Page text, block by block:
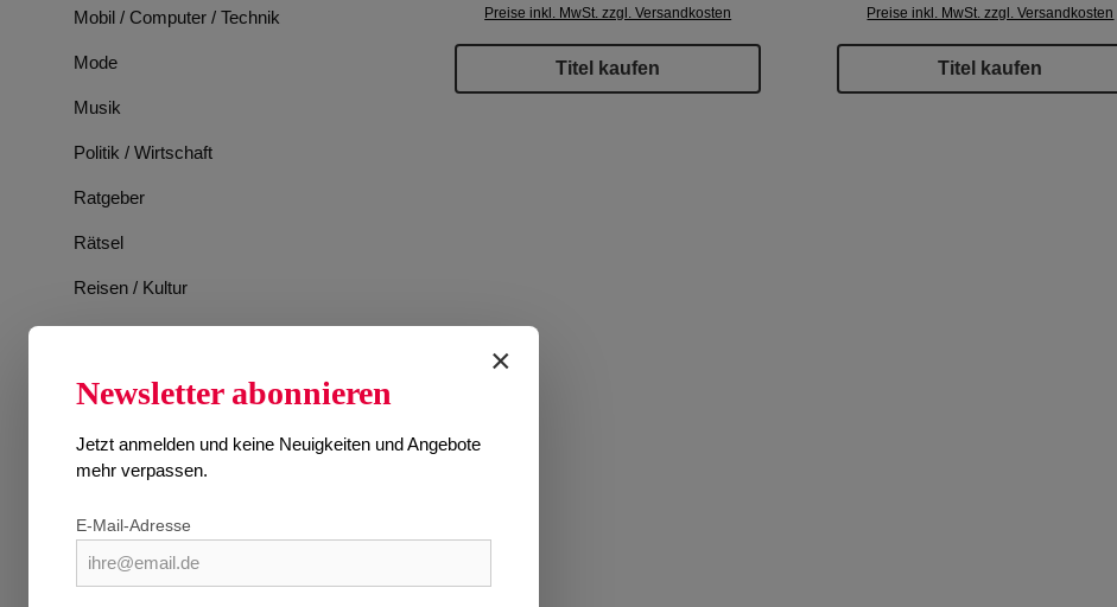
Mobil / Computer / Technik
Mode
Musik
Politik / Wirtschaft
Ratgeber
Rätsel
Reisen / Kultur
Romane
Tiere
Wissen
Preise inkl. MwSt. zzgl. Versandkosten
Titel kaufen
Preise inkl. MwSt. zzgl. Versandkosten
Titel kaufen
×
Newsletter abonnieren
Jetzt anmelden und keine Neuigkeiten und Angebote
mehr verpassen.
E-Mail-Adresse